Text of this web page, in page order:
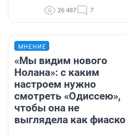
26 487 7
МНЕНИЕ
«Мы видим нового
Нолана»: с каким
настроем нужно
смотреть «Одиссею»,
чтобы она не
выглядела как фиаско